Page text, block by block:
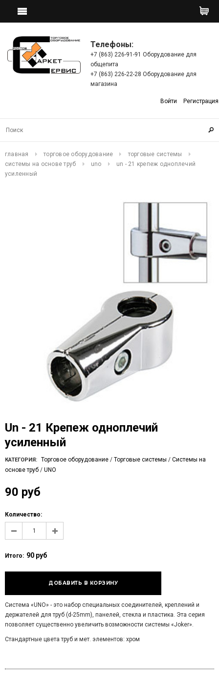
Телефоны:
+7 (863) 226-91-91 Оборудование для
общепита
+7 (863) 226-22-28 Оборудование для
магазина
Войти Регистрация
главная торговое оборудование
торговые системы
системы на основе труб
uno
un - 21 крепеж одноплечий
усиленный
Un - 21 Крепеж одноплечий
усиленный
КАТЕГОРИЯ: Торговое оборудование / Торговые системы / Системы на
основе труб / UNO
90 руб
Количество:
Итого: 90 руб
Система «UNO» - это набор специальных соединителей, креплений и
держателей для труб (d-25mm), панелей, стекла и пластика. Эта серия
позволяет существенно увеличить возможности системы «Joker».
Стандартные цвета труб и мет. элементов: хром